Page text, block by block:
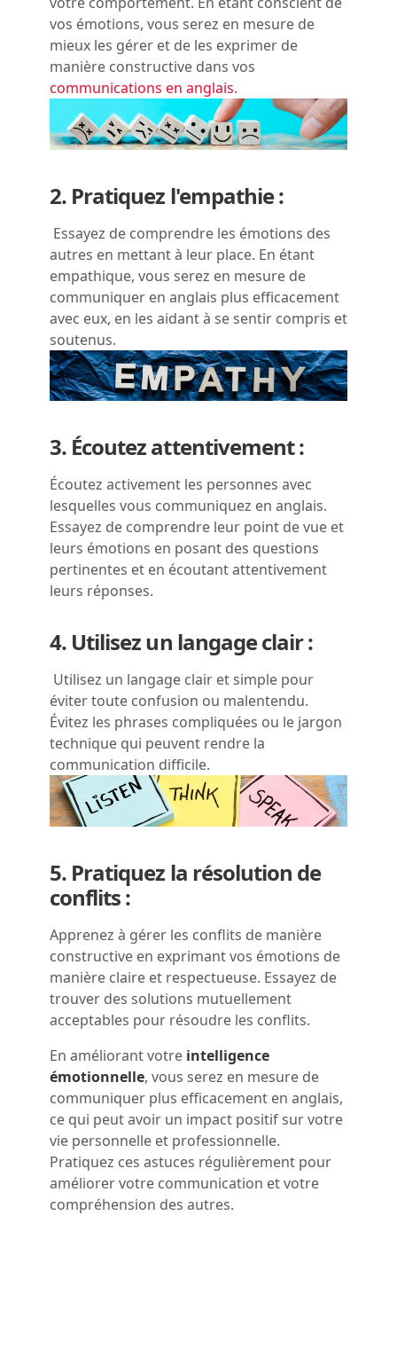
vos émotions, vous serez en mesure de
mieux les gérer et de les exprimer de
manière constructive dans vos
communications en anglais.
2. Pratiquez l'empathie :
Essayez de comprendre les émotions des
autres en mettant à leur place. En étant
empathique, vous serez en mesure de
communiquer en anglais plus efficacement
avec eux, en les aidant à se sentir compris et
soutenus.
3. Écoutez attentivement :
Écoutez activement les personnes avec
lesquelles vous communiquez en anglais.
Essayez de comprendre leur point de vue et
leurs émotions en posant des questions
pertinentes et en écoutant attentivement
leurs réponses.
4. Utilisez un langage clair :
Utilisez un langage clair et simple pour
éviter toute confusion ou malentendu.
Évitez les phrases compliquées ou le jargon
technique qui peuvent rendre la
communication difficile.
5. Pratiquez la résolution de
conflits :
Apprenez à gérer les conflits de manière
constructive en exprimant vos émotions de
manière claire et respectueuse. Essayez de
trouver des solutions mutuellement
acceptables pour résoudre les conflits.
En améliorant votre intelligence
émotionnelle, vous serez en mesure de
communiquer plus efficacement en anglais,
ce qui peut avoir un impact positif sur votre
vie personnelle et professionnelle.
Pratiquez ces astuces régulièrement pour
améliorer votre communication et votre
compréhension des autres.